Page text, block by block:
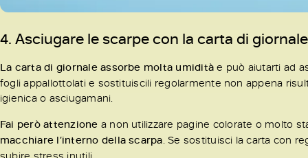
4. Asciugare le scarpe con la carta di giornale
La carta di giornale assorbe molta umiditàe può aiutarti ad
fogli appallottolati e sostituiscili regolarmente non appena
igienica o asciugamani.
Fai però attenzione a non utilizzare pagine colorate o molto
macchiare l’interno della scarpa . Se sostituisci la carta con
subire stress inutili.